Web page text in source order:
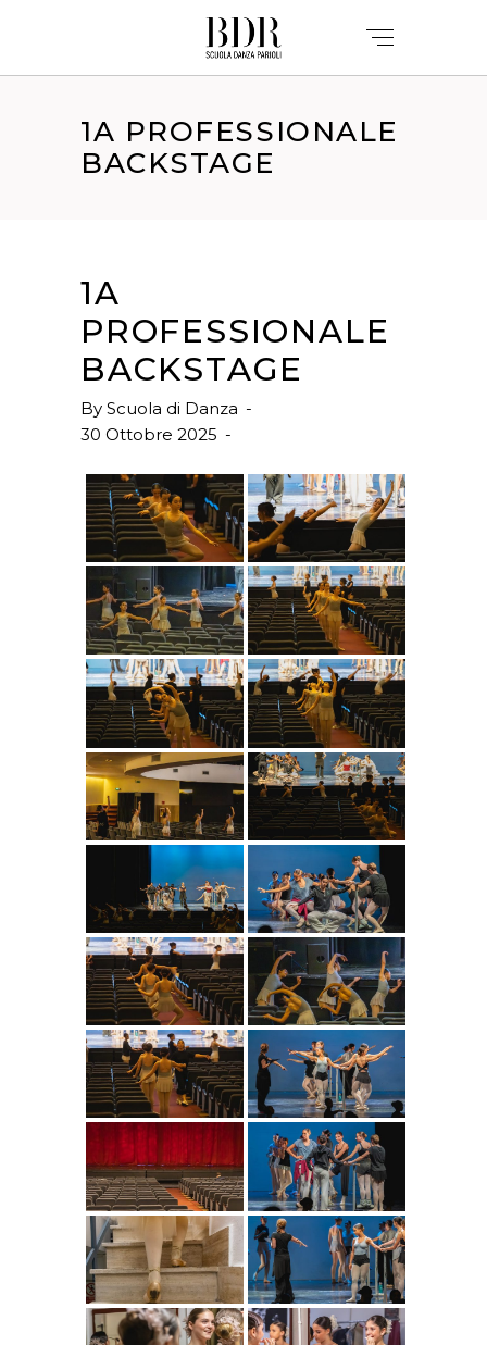
1A PROFESSIONALE
BACKSTAGE
1A
PROFESSIONALE
BACKSTAGE
By Scuola di Danza
30 Ottobre 2025